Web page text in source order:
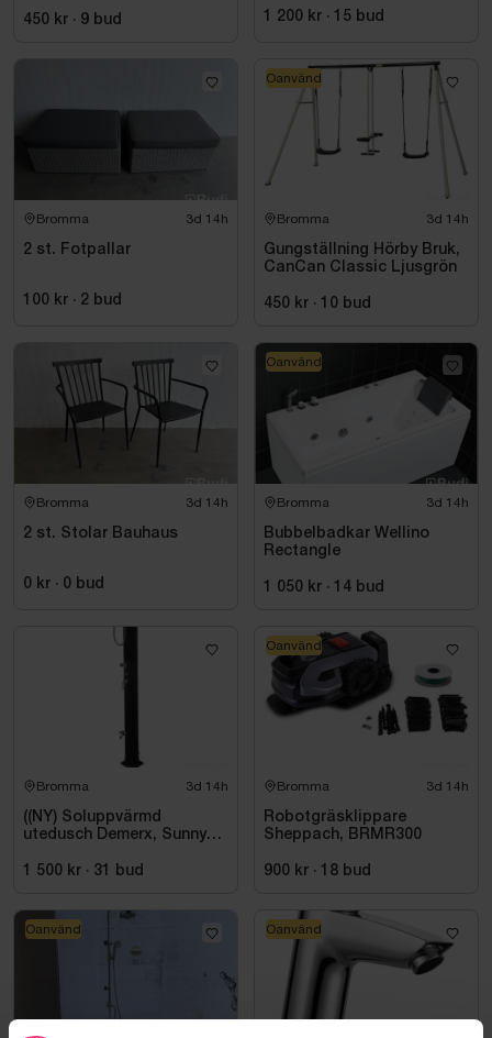
450 kr · 9 bud 1 200 kr · 15 bud
Bromma 3d 14h
2 st. Fotpallar
100 kr · 2 bud
Bromma 3d 14h
Gungställning Hörby Bruk,
CanCan Classic Ljusgrön
450 kr · 10 bud
Oanvänd
Bromma 3d 14h
2 st. Stolar Bauhaus
0 kr · 0 bud
Bromma 3d 14h
Bubbelbadkar Wellino
Rectangle
1 050 kr · 14 bud
Oanvänd
Bromma 3d 14h
((NY) Soluppvärmd
utedusch Demerx, Sunny
1 500 kr · 31 bud
Bromma 3d 14h
Robotgräsklippare
Sheppach, BRMR300
900 kr · 18 bud
Oanvänd
Oanvänd Oanvänd